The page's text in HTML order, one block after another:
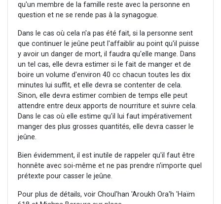
qu'un membre de la famille reste avec la personne en
question et ne se rende pas à la synagogue.
Dans le cas où cela n'a pas été fait, si la personne sent
que continuer le jeûne peut l'affaiblir au point qu'il puisse
y avoir un danger de mort, il faudra qu'elle mange. Dans
un tel cas, elle devra estimer si le fait de manger et de
boire un volume d'environ 40 cc chacun toutes les dix
minutes lui suffit, et elle devra se contenter de cela.
Sinon, elle devra estimer combien de temps elle peut
attendre entre deux apports de nourriture et suivre cela.
Dans le cas où elle estime qu'il lui faut impérativement
manger des plus grosses quantités, elle devra casser le
jeûne.
Bien évidemment, il est inutile de rappeler qu'il faut être
honnête avec soi-même et ne pas prendre n'importe quel
prétexte pour casser le jeûne.
Pour plus de détails, voir Choul'han 'Aroukh Ora'h 'Haïm